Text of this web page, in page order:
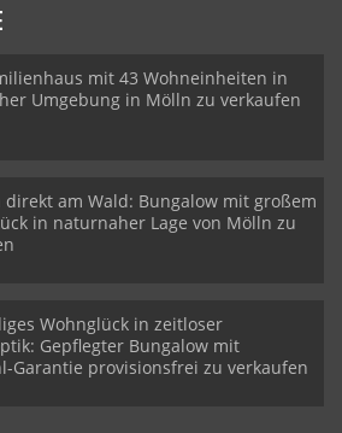
mit 43 Wohneinheiten in
Umgebung in Mölln zu verkaufen
direkt am Wald: Bungalow mit großem
in naturnaher Lage von Mölln zu
Wohnglück in zeitloser
Gepflegter Bungalow mit
Garantie provisionsfrei zu verkaufen